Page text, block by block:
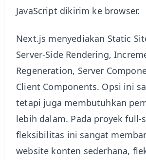
JavaScript dikirim ke browser.
Next.js menyediakan Static
Server-Side Rendering,
Regeneration, Server
Client Components. Opsi ini
tetapi juga membutuhkan
lebih dalam. Pada proyek full-
fleksibilitas ini sangat
website konten sederhana,